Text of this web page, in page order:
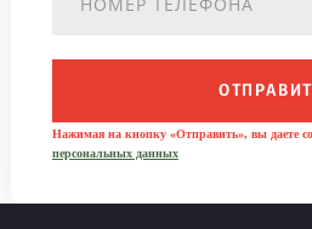
Нажимая на кнопку «Отправить», вы даете
персональных данных